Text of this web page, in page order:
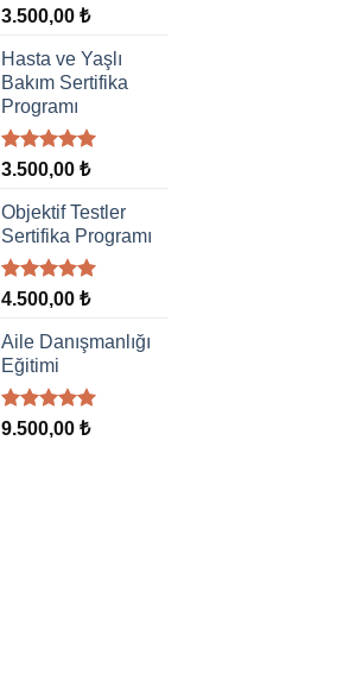
5 üzerinden
oy
aldı
3.500,00 ₺
Hasta ve Yaşlı
Bakım Sertifika
Programı
5 üzerinden
oy
aldı
3.500,00 ₺
Objektif Testler
Sertifika Programı
5 üzerinden
oy
aldı
4.500,00 ₺
Aile Danışmanlığı
Eğitimi
5 üzerinden
oy
9.500,00 ₺